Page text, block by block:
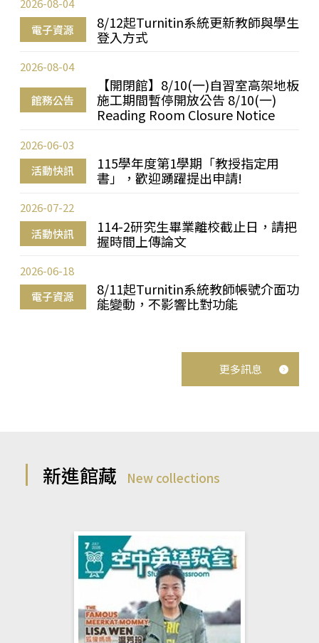
電子資源
8/12起Turnitin系統更新教師與學生
登入方式
2026-08-04
館務公告
【開閉館】8/10(一)自習室高架地板
施工期間暫停開放公告 8/10(一)
Reading Room Closure Notice
2026-08-04
活動快訊
115學年度第1學期「教授指定用
書」，歡迎踴躍提出申請!
2026-06-03
活動快訊
114-2研究生畢業離校截止日，請把
握時間上傳論文
2026-07-22
電子資源
8/11起Turnitin系統教師帳號介面功
能變動，不影響比對功能
2026-06-18
更多訊息
新進館藏 New collections